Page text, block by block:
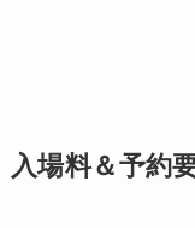
入場料＆予約